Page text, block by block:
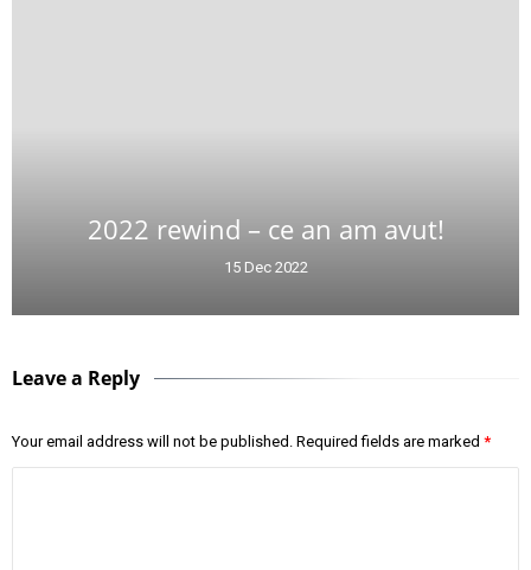
2022 rewind – ce an am avut!
15 Dec 2022
Leave a Reply
Your email address will not be published. Required fields are marked *